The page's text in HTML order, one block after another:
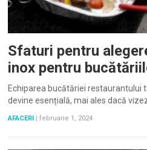
Sfaturi pentru
inox pentru
Echiparea bucătăriei restaurantului
devine esențială, mai ales dacă
AFACERI februarie 1, 2024